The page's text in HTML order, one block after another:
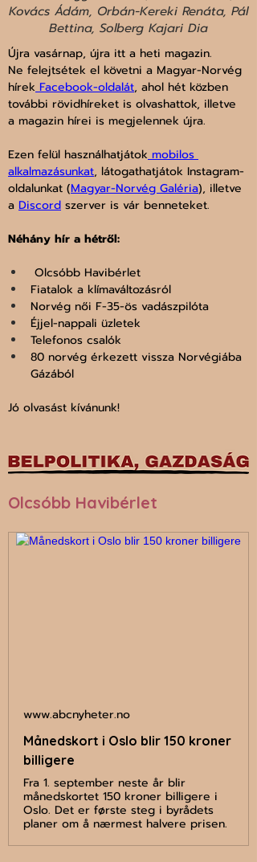
Kovács Ádám, Orbán-Kereki Renáta, Pál
Bettina, Solberg Kajari Dia
Újra vasárnap, újra itt a heti magazin.
Ne felejtsétek el követni a Magyar-Norvég
hírek Facebook-oldalát, ahol hét közben
további rövidhíreket is olvashattok, illetve
a magazin hírei is megjelennek újra.
Ezen felül használhatjátok mobilos
alkalmazásunkat, látogathatjátok Instagram-
oldalunkat (Magyar-Norvég Galéria), illetve
a Discord szerver is vár benneteket.
Néhány hír a hétről:
Olcsóbb Havibérlet
Fiatalok a klímaváltozásról
Norvég női F-35-ös vadászpilóta
Éjjel-nappali üzletek
Telefonos csalók
80 norvég érkezett vissza Norvégiába
Gázából
Jó olvasást kívánunk!
Olcsóbb Havibérlet
www.abcnyheter.no
Månedskort i Oslo blir 150 kroner
billigere
Fra 1. september neste år blir
månedskortet 150 kroner billigere i
Oslo. Det er første steg i byrådets
planer om å nærmest halvere prisen.